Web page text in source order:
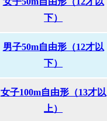
下）
男子50m自由形（12才以
下）
女子100m自由形（13才以
上）